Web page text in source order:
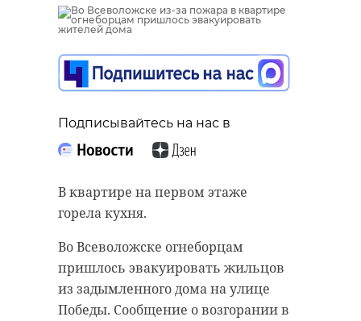
Подписывайтесь на нас в
В квартире на первом этаже
горела кухня.
Во Всеволожске огнеборцам
пришлось эвакуировать жильцов
из задымленного дома на улице
Победы. Сообщение о возгорании в
В Гатчинском районе
добровольцы
реставрируют
привидениями” XIX
века
Подписывайтесь на нас в
Сосновоборец
разгадал тайну
могилы на
и узнал много нового
об истории города
Подписывайтесь на нас в